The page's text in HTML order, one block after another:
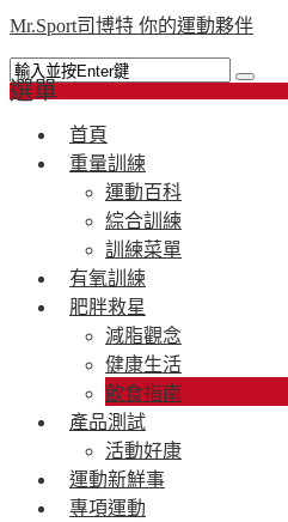
Mr.Sport司博特 你的運動夥伴
選單
首頁
重量訓練
運動百科
綜合訓練
訓練菜單
有氧訓練
肥胖救星
減脂觀念
健康生活
飲食指南
產品測試
活動好康
運動新鮮事
專項運動